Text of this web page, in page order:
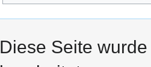
Diese Seite